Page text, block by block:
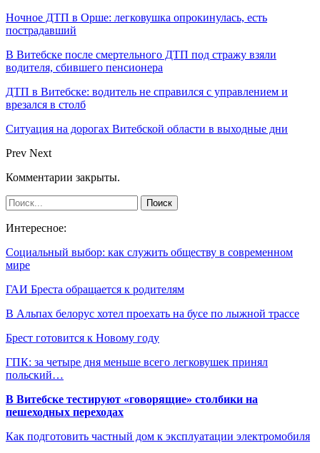
Ночное ДТП в Орше: легковушка опрокинулась, есть
пострадавший
В Витебске после смертельного ДТП под стражу взяли
водителя, сбившего пенсионера
ДТП в Витебске: водитель не справился с управлением и
врезался в столб
Ситуация на дорогах Витебской области в выходные дни
Prev Next
Комментарии закрыты.
Интересное:
Социальный выбор: как служить обществу в современном
мире
ГАИ Бреста обращается к родителям
В Альпах белорус хотел проехать на бусе по лыжной трассе
Брест готовится к Новому году
ГПК: за четыре дня меньше всего легковушек принял
польский…
В Витебске тестируют «говорящие» столбики на
пешеходных переходах
Как подготовить частный дом к эксплуатации электромобиля